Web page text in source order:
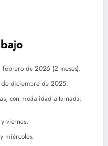
febrero de 2026 (2 meses).
de diciembre de 2025.
con modalidad alternada:
viernes.
miércoles.